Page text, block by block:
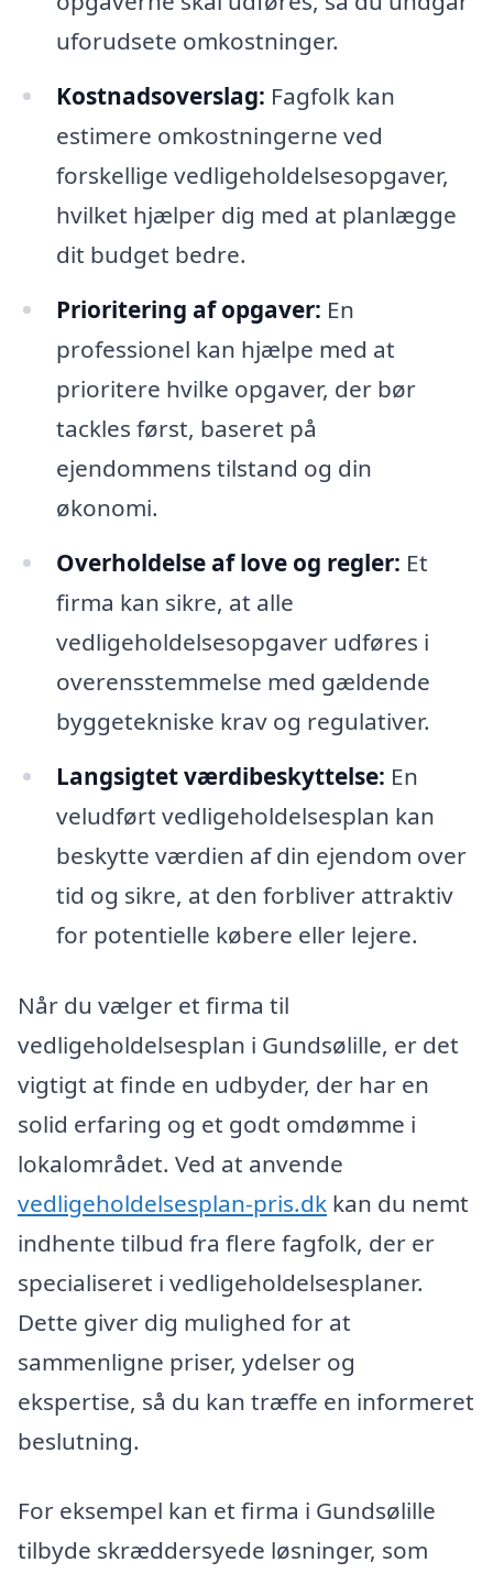
uforudsete omkostninger.
Kostnadsoverslag: Fagfolk kan
estimere omkostningerne ved
forskellige vedligeholdelsesopgaver,
hvilket hjælper dig med at planlægge
dit budget bedre.
Prioritering af opgaver: En
professionel kan hjælpe med at
prioritere hvilke opgaver, der bør
tackles først, baseret på
ejendommens tilstand og din
økonomi.
Overholdelse af love og regler: Et
firma kan sikre, at alle
vedligeholdelsesopgaver udføres i
overensstemmelse med gældende
byggetekniske krav og regulativer.
Langsigtet værdibeskyttelse: En
veludført vedligeholdelsesplan kan
beskytte værdien af din ejendom over
tid og sikre, at den forbliver attraktiv
for potentielle købere eller lejere.
Når du vælger et firma til
vedligeholdelsesplan i Gundsølille, er det
vigtigt at finde en udbyder, der har en
solid erfaring og et godt omdømme i
lokalområdet. Ved at anvende
vedligeholdelsesplan-pris.dk kan du nemt
indhente tilbud fra flere fagfolk, der er
specialiseret i vedligeholdelsesplaner.
Dette giver dig mulighed for at
sammenligne priser, ydelser og
ekspertise, så du kan træffe en informeret
beslutning.
For eksempel kan et firma i Gundsølille
tilbyde skræddersyede løsninger, som